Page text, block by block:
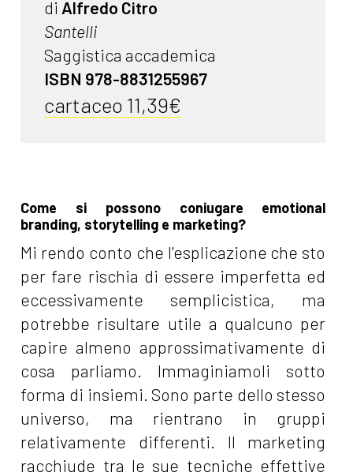
di Alfredo Citro
Santelli
Saggistica accademica
ISBN 978-8831255967
cartaceo 11,39€
Come si possono coniugare emotional
branding, storytelling e marketing?
Mi rendo conto che l'esplicazione che sto
per fare rischia di essere imperfetta ed
eccessivamente semplicistica, ma
potrebbe risultare utile a qualcuno per
capire almeno approssimativamente di
cosa parliamo. Immaginiamoli sotto
forma di insiemi. Sono parte dello stesso
universo, ma rientrano in gruppi
relativamente differenti. Il marketing
racchiude tra le sue tecniche effettive